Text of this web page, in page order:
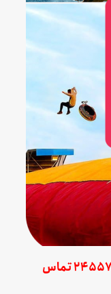
جهت اطلاع از نحوه رزرو با شماره تلفن 24557 تماس